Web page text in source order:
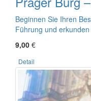
Beginnen Sie Ihren
Führung und
9,00 €
Detail